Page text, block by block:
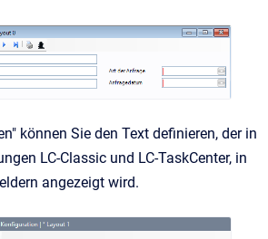
können Sie den Text definieren, der in
LC-Classic und LC-TaskCenter, in
angezeigt wird.